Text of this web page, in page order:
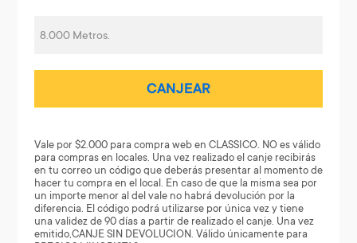
8.000 Metros.
CANJEAR
Vale por $2.000 para compra web en CLASSICO. NO es válido
para compras en locales. Una vez realizado el canje recibirás
en tu correo un código que deberás presentar al momento de
hacer tu compra en el local. En caso de que la misma sea por
un importe menor al del vale no habrá devolución por la
diferencia. El código podrá utilizarse por única vez y tiene
una validez de 90 días a partir de realizado el canje. Una vez
emitido,CANJE SIN DEVOLUCION. Válido únicamente para